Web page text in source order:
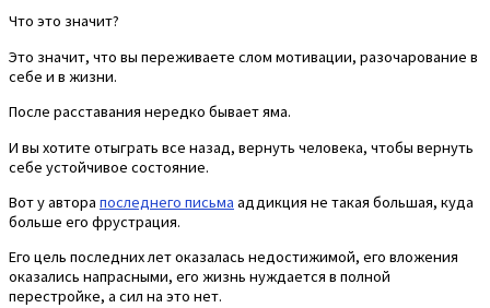
Что это значит?
Это значит, что вы переживаете слом мотивации, разочарование в
себе и в жизни.
После расставания нередко бывает яма.
И вы хотите отыграть все назад, вернуть человека, чтобы вернуть
себе устойчивое состояние.
Вот у автора последнего письма аддикция не такая большая, куда
больше его фрустрация.
Его цель последних лет оказалась недостижимой, его вложения
оказались напрасными, его жизнь нуждается в полной
перестройке, а сил на это нет.